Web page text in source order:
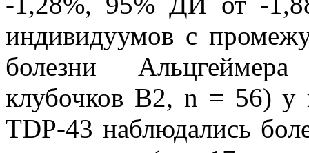
индивидуумов с
болезни
клубочков B2, n = 56) у
TDP-43 наблюдались